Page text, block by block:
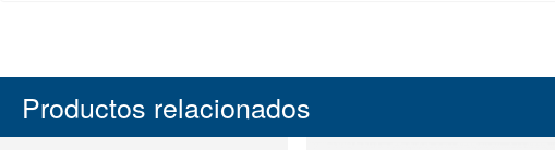
Productos relacionados